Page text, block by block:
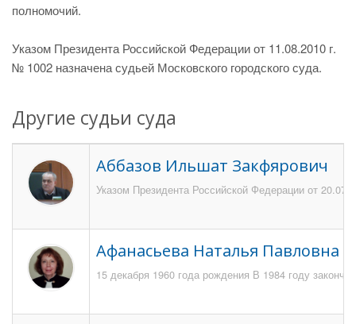
полномочий.
Указом Президента Российской Федерации от 11.08.2010 г.
№ 1002 назначена судьей Московского городского суда.
Другие судьи суда
Аббазов Ильшат Закфярович
Указом Президента Российской Федерации от
Афанасьева Наталья Павловна
15 декабря 1960 года рождения В 1984 году